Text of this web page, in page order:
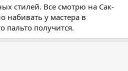
стилей. Все смотрю на Сак-
набивать у мастера в
пальто получится.